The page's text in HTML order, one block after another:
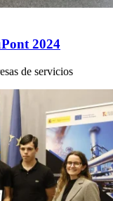
2024
de servicios